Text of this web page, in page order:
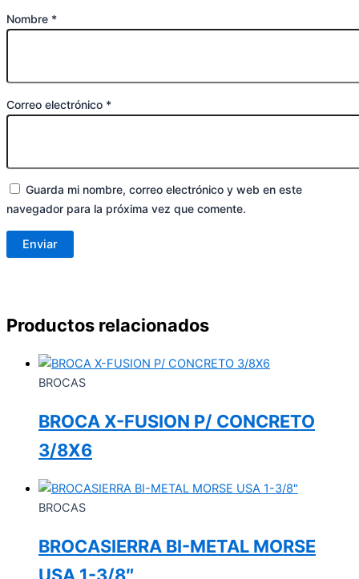
Nombre *
Correo electrónico *
Guarda mi nombre, correo electrónico y web en este
navegador para la próxima vez que comente.
Productos relacionados
BROCAS
BROCA X-FUSION P/ CONCRETO
3/8X6
BROCAS
BROCASIERRA BI-METAL MORSE